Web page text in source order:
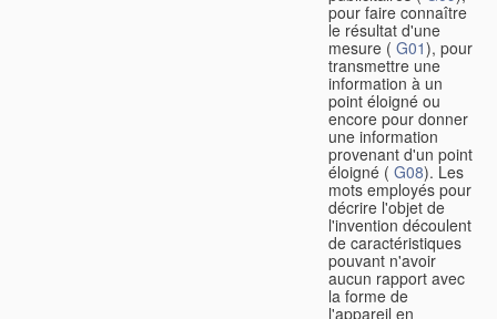
pour faire connaître
le résultat d'une
mesure ( G01), pour
transmettre une
information à un
point éloigné ou
encore pour donner
une information
provenant d'un point
éloigné ( G08). Les
mots employés pour
décrire l'objet de
l'invention découlent
de caractéristiques
pouvant n'avoir
aucun rapport avec
la forme de
l'appareil en